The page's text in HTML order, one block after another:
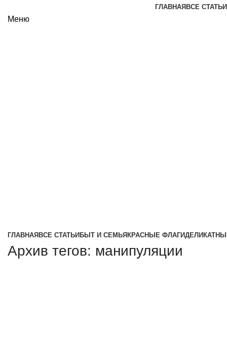
ГЛАВНАЯ ВСЕ СТАТЬИ
Меню
ГЛАВНАЯ ВСЕ СТАТЬИ БЫТ И СЕМЬЯ КРАСНЫЕ ФЛАГИ
Архив тегов: манипуляции